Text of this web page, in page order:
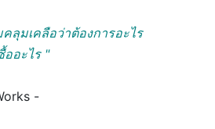
ลุมเคลือว่าต้องการอะไร
ออะไร "
-